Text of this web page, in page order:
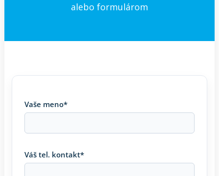
alebo formulárom
Vaše meno*
Váš tel. kontakt*